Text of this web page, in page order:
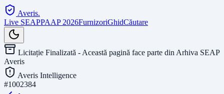
Averis.
Live SEAPPAAP 2026FurnizoriGhidCăutare
Licitație Finalizată - Această pagină face parte din Arhiva SEAP
Averis
Averis Intelligence
#1002384